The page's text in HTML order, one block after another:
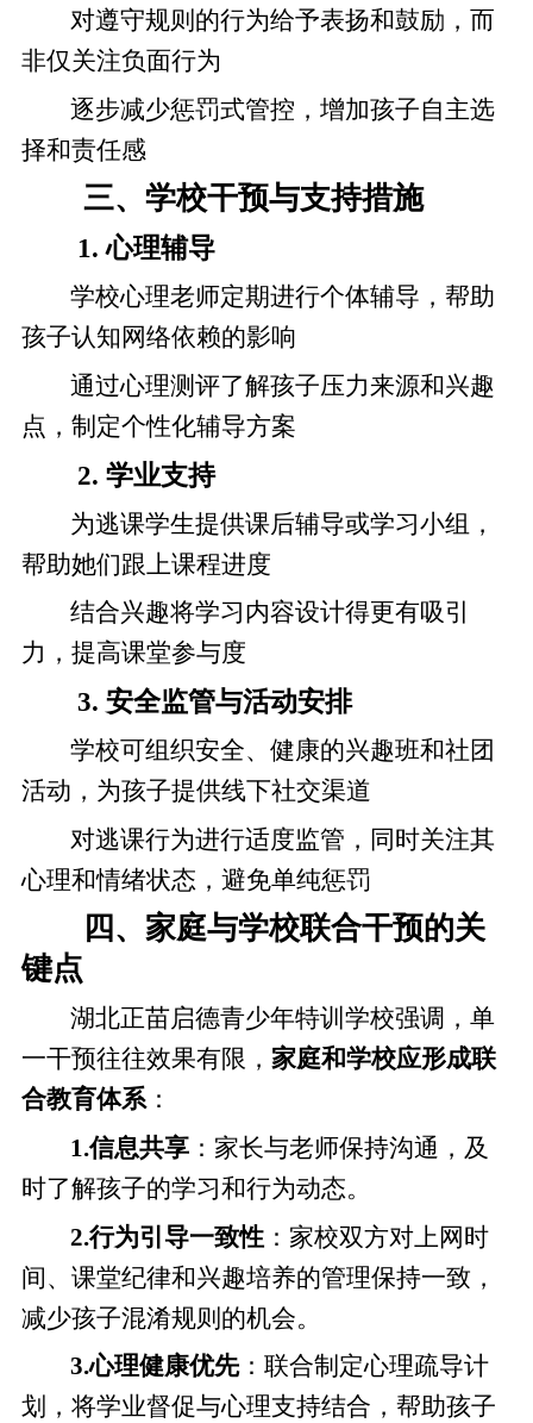
对遵守规则的行为给予表扬和鼓励，而
非仅关注负面行为
逐步减少惩罚式管控，增加孩子自主选
择和责任感
三、学校干预与支持措施
1. 心理辅导
学校心理老师定期进行个体辅导，帮助
孩子认知网络依赖的影响
通过心理测评了解孩子压力来源和兴趣
点，制定个性化辅导方案
2. 学业支持
为逃课学生提供课后辅导或学习小组，
帮助她们跟上课程进度
结合兴趣将学习内容设计得更有吸引
力，提高课堂参与度
3. 安全监管与活动安排
学校可组织安全、健康的兴趣班和社团
活动，为孩子提供线下社交渠道
对逃课行为进行适度监管，同时关注其
心理和情绪状态，避免单纯惩罚
四、家庭与学校联合干预的关
键点
湖北正苗启德青少年特训学校强调，单
一干预往往效果有限， 家庭和学校应形成联
合教育体系：
1.信息共享 ：家长与老师保持沟通，及
时了解孩子的学习和行为动态。
2.行为引导一致性 ：家校双方对上网时
间、课堂纪律和兴趣培养的管理保持一致，
减少孩子混淆规则的机会。
3.心理健康优先：联合制定心理疏导计
划，将学业督促与心理支持结合，帮助孩子